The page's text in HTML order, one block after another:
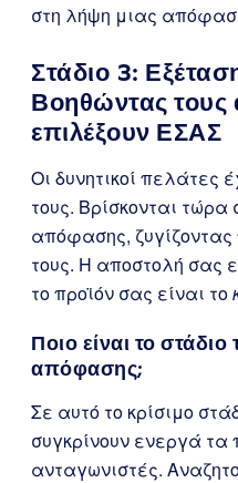
στη λήψη μιας
Στάδιο 3:
Βοηθώντας τους
επιλέξουν ΕΣΑΣ
Οι δυνητικοί πελάτες
τους. Βρίσκονται τώρα
απόφασης, ζυγίζοντας
τους. Η αποστολή σας
το προϊόν σας είναι το
Ποιο είναι το στάδιο
απόφασης;
Σε αυτό το κρίσιμο
συγκρίνουν ενεργά τα
ανταγωνιστές.